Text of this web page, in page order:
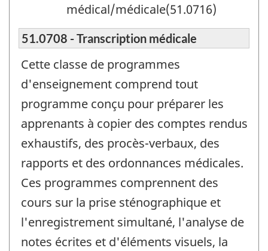
médical/médicale(51.0716)
51.0708 - Transcription médicale
Cette classe de programmes
d'enseignement comprend tout
programme conçu pour préparer les
apprenants à copier des comptes rendus
exhaustifs, des procès-verbaux, des
rapports et des ordonnances médicales.
Ces programmes comprennent des
cours sur la prise sténographique et
l'enregistrement simultané, l'analyse de
notes écrites et d'éléments visuels, la